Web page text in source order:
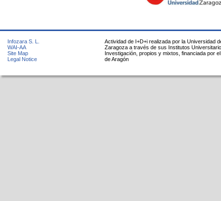
Infozara S. L.
WAI-AA
Site Map
Legal Notice
Actividad de I+D+i realizada por la Universidad
Zaragoza a través de sus Institutos
Investigación, propios y mixtos, financiada por
de Aragón